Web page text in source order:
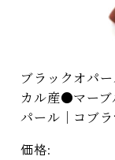
ブラックオパ
カル産●マー
パール｜コブ
価格: